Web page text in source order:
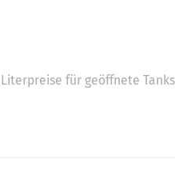
für geöffnete